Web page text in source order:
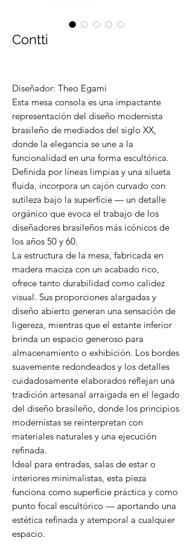
Contti
Diseñador: Theo Egami
Esta mesa consola es una impactante
representación del diseño modernista
brasileño de mediados del siglo XX,
donde la elegancia se une a la
funcionalidad en una forma escultórica.
Definida por líneas limpias y una silueta
fluida, incorpora un cajón curvado con
sutileza bajo la superficie — un detalle
orgánico que evoca el trabajo de los
diseñadores brasileños más icónicos de
los años 50 y 60.
La estructura de la mesa, fabricada en
madera maciza con un acabado rico,
ofrece tanto durabilidad como calidez
visual. Sus proporciones alargadas y
diseño abierto generan una sensación de
ligereza, mientras que el estante inferior
brinda un espacio generoso para
almacenamiento o exhibición. Los bordes
suavemente redondeados y los detalles
cuidadosamente elaborados reflejan una
tradición artesanal arraigada en el legado
del diseño brasileño, donde los principios
modernistas se reinterpretan con
materiales naturales y una ejecución
refinada.
Ideal para entradas, salas de estar o
interiores minimalistas, esta pieza
funciona como superficie práctica y como
punto focal escultórico — aportando una
estética refinada y atemporal a cualquier
espacio.